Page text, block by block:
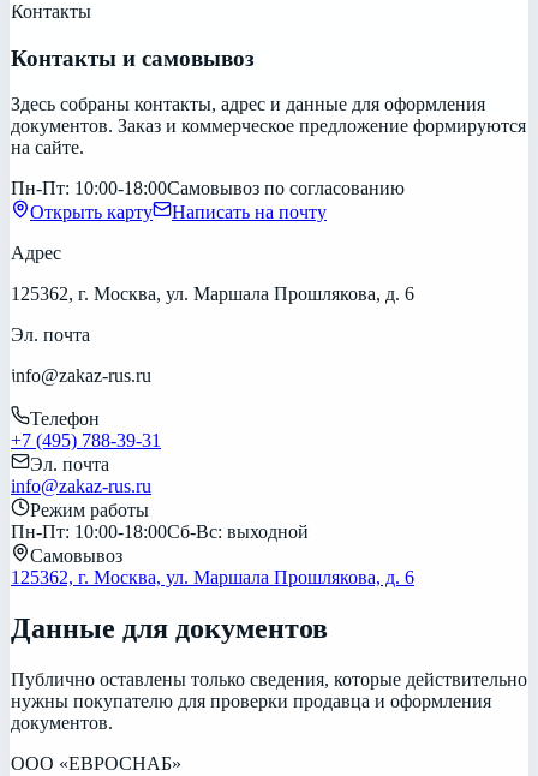
Контакты
Контакты и самовывоз
Здесь собраны контакты, адрес и данные для оформления
документов. Заказ и коммерческое предложение формируются
на сайте.
Пн-Пт: 10:00-18:00Самовывоз по согласованию
Открыть карту
Написать на почту
Адрес
125362, г. Москва, ул. Маршала Прошлякова, д. 6
Эл. почта
info@zakaz-rus.ru
Телефон
+7 (495) 788-39-31
Эл. почта
info@zakaz-rus.ru
Режим работы
Пн-Пт: 10:00-18:00Сб-Вс: выходной
Самовывоз
125362, г. Москва, ул. Маршала Прошлякова, д. 6
Данные для документов
Публично оставлены только сведения, которые действительно
нужны покупателю для проверки продавца и оформления
документов.
ООО «ЕВРОСНАБ»